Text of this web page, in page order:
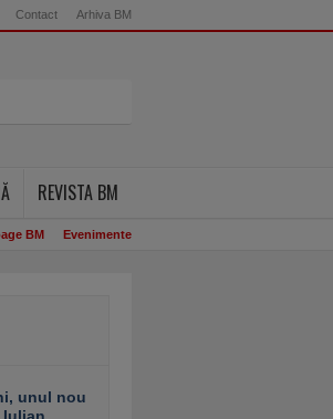
Contact Arhiva BM
REVISTA BM
BM Evenimente
unul nou